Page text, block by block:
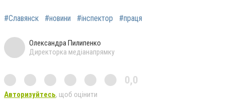
#Славянск #новини #інспектор #праця
Олександра Пилипенко
Директорка медіанапрямку
0,0
Авторизуйтесь, щоб оцінити